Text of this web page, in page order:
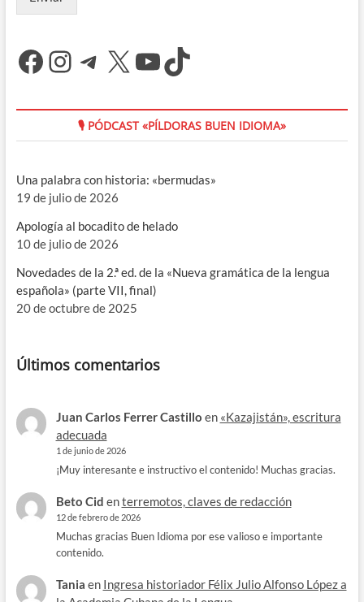
Facebook
Instagram
Telegram
X YouTube
TikTok
🎙 PÓDCAST «PÍLDORAS BUEN IDIOMA»
Una palabra con historia: «bermudas»
19 de julio de 2026
Apología al bocadito de helado
10 de julio de 2026
Novedades de la 2.ª ed. de la «Nueva gramática de la lengua
española» (parte VII, final)
20 de octubre de 2025
Últimos comentarios
Juan Carlos Ferrer Castillo en «Kazajistán», escritura
adecuada
1 de junio de 2026
¡Muy interesante e instructivo el contenido! Muchas gracias.
Beto Cid enterremotos, claves de redacción
12 de febrero de 2026
Muchas gracias Buen Idioma por ese valioso e importante
contenido.
Tania en Ingresa historiador Félix Julio Alfonso López a